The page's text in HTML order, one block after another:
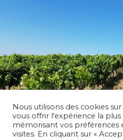
Nous utilisons des cookies
vous offrir l'expérience la
mémorisant vos préférences
visites. En cliquant sur «